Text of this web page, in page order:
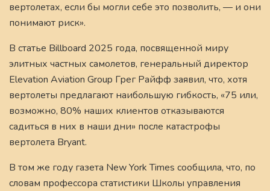
вертолетах, если бы могли себе это позволить, — и они
понимают риск».
В статье Billboard 2025 года, посвященной миру
элитных частных самолетов, генеральный директор
Elevation Aviation Group Грег Райфф заявил, что, хотя
вертолеты предлагают наибольшую гибкость, «75 или,
возможно, 80% наших клиентов отказываются
садиться в них в наши дни» после катастрофы
вертолета Bryant.
В том же году газета New York Times сообщила, что, по
словам профессора статистики Школы управления